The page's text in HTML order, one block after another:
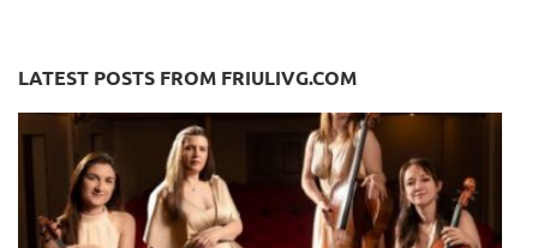
LATEST POSTS FROM FRIULIVG.COM